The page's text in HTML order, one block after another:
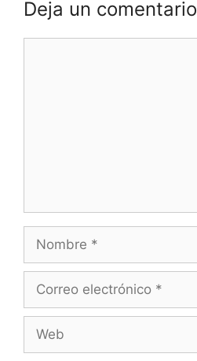
Deja un comentario
electrónico